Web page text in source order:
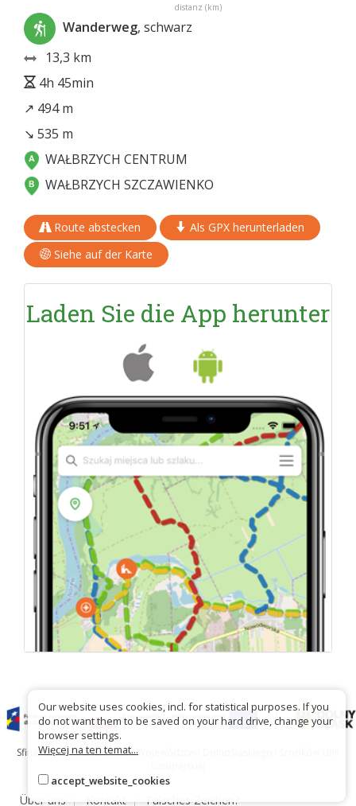
distanz (km)
Wanderweg, schwarz
13,3 km
4h 45min
↗ 494 m
↘ 535 m
WAŁBRZYCH CENTRUM
WAŁBRZYCH SZCZAWIENKO
Route abstecken
Als GPX herunterladen
Siehe auf der Karte
Laden Sie die App herunter
Sfinansowano ze środków Województwa Dolnośląskiego i środków Unii
Über uns Kontakt Falsches Zeichen?
Our website uses cookies, incl. for statistical purposes. If you
do not want them to be saved on your hard drive, change your
browser settings.
Więcej na ten temat...
accept_website_cookies